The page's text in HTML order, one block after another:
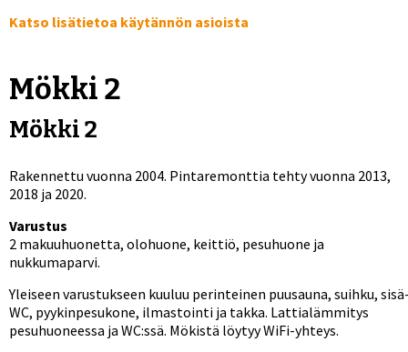
Katso lisätietoa käytännön asioista
Mökki 2
Mökki 2
Rakennettu vuonna 2004. Pintaremonttia tehty vuonna 2013,
2018 ja 2020.
Varustus
2 makuuhuonetta, olohuone, keittiö, pesuhuone ja
nukkumaparvi.
Yleiseen varustukseen kuuluu perinteinen puusauna, suihku,
WC, pyykinpesukone, ilmastointi ja takka. Lattialämmitys
pesuhuoneessa ja WC:ssä. Mökistä löytyy WiFi-yhteys.